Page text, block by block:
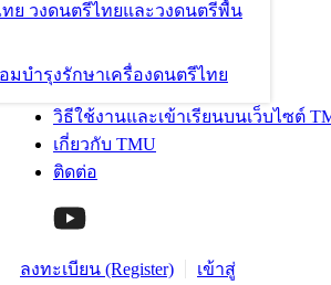
ทย วงดนตรีไทยและวงดนตรีพื้น
มบำรุงรักษาเครื่องดนตรีไทย
วิธีใช้งานและเข้าเรียนบนเว็บไซต์
เกี่ยวกับ TMU
ติดต่อ
ลงทะเบียน (Register)
เข้าสู่